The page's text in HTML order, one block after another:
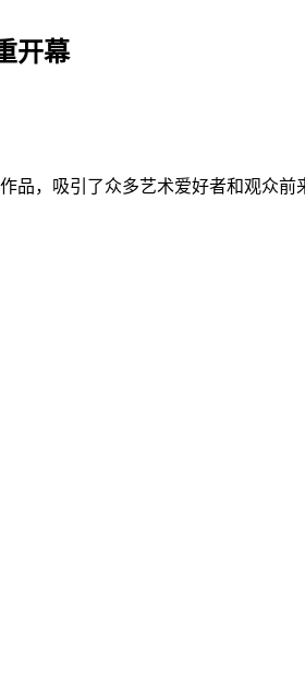
开幕
品，吸引了众多艺术爱好者和观众前